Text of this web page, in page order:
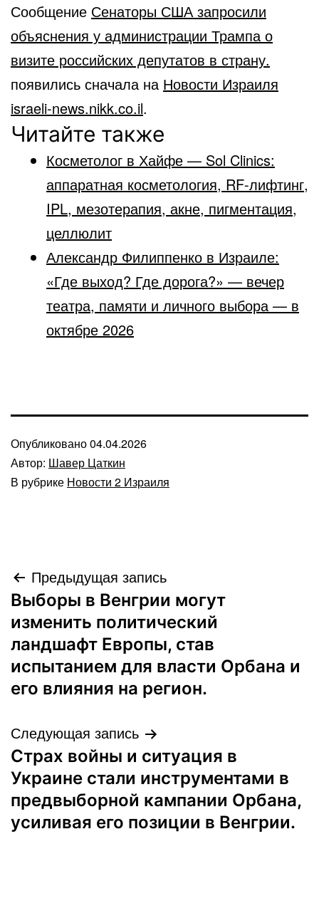
Сообщение Сенаторы США запросили
объяснения у администрации Трампа о
визите российских депутатов в страну.
появились сначала на Новости Израиля
israeli-news.nikk.co.il.
Читайте также
Косметолог в Хайфе — Sol Clinics:
аппаратная косметология, RF-лифтинг,
IPL, мезотерапия, акне, пигментация,
целлюлит
Александр Филиппенко в Израиле:
«Где выход? Где дорога?» — вечер
театра, памяти и личного выбора — в
октябре 2026
Опубликовано04.04.2026
Автор: Шавер Цаткин
В рубрике Новости 2 Израиля
Навигация
по
записям
Предыдущая запись
Выборы в Венгрии могут
изменить политический
ландшафт Европы, став
испытанием для власти Орбана и
его влияния на регион.
Следующая запись
Страх войны и ситуация в
Украине стали инструментами в
предвыборной кампании Орбана,
усиливая его позиции в Венгрии.